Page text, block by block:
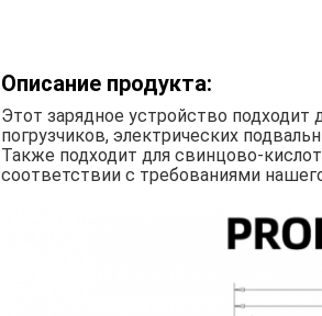
Описание продукта:
Этот зарядное устройство подходит
погрузчиков, электрических
Также подходит для свинцово-
соответствии с требованиями